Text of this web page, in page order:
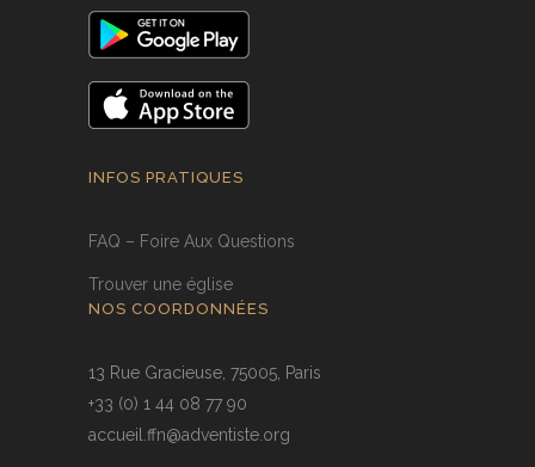
INFOS PRATIQUES
FAQ – Foire Aux Questions
Trouver une église
NOS COORDONNÉES
13 Rue Gracieuse, 75005, Paris
+33 (0) 1 44 08 77 90
accueil.ffn@adventiste.org